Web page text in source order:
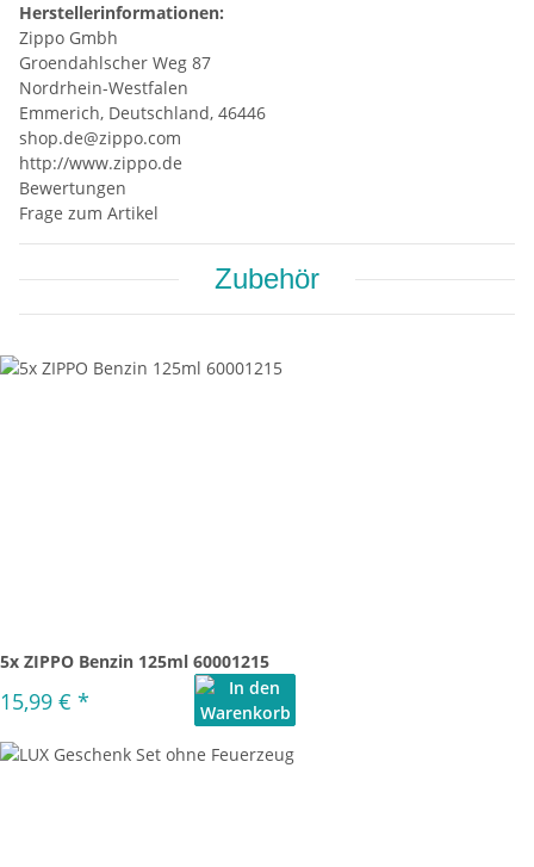
Herstellerinformationen:
Zippo Gmbh
Groendahlscher Weg 87
Nordrhein-Westfalen
Emmerich, Deutschland, 46446
shop.de@zippo.com
http://www.zippo.de
Bewertungen
Frage zum Artikel
Zubehör
5x ZIPPO Benzin 125ml 60001215
15,99 € *